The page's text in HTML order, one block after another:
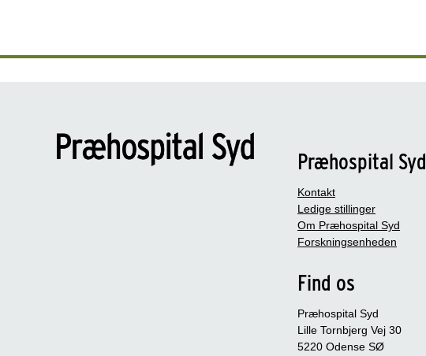
Præhospital Syd
Kontakt
Ledige stillinger
Om Præhospital Syd
Forskningsenheden
Find os
Præhospital Syd
Lille Tornbjerg Vej 30
5220 Odense SØ